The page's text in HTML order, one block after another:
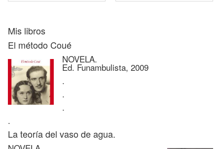
Mis libros
El método Coué
NOVELA.
Ed. Funambulista, 2009
.
.
.
.
La teoría del vaso de agua.